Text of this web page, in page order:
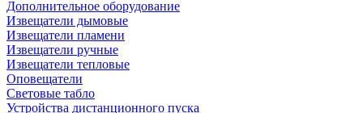
Дополнительное оборудование
Извещатели дымовые
Извещатели пламени
Извещатели ручные
Извещатели тепловые
Оповещатели
Световые табло
Устройства дистанционного пуска